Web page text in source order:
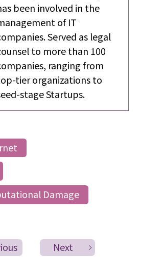
been involved in the
of IT
Served as legal
to more than 100
ranging from
tier organizations to
stage Startups.
Damage
Next